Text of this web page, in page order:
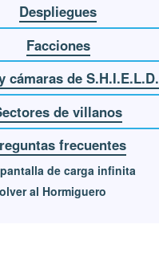
Despliegues
Facciones
cámaras de S.H.I.E.L.D.
de villanos
frecuentes
de carga infinita
al Hormiguero